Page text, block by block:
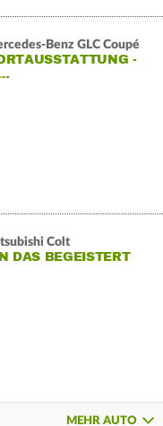
Benz GLC Coupé
-
Colt
DAS BEGEISTERT
MEHR AUTO